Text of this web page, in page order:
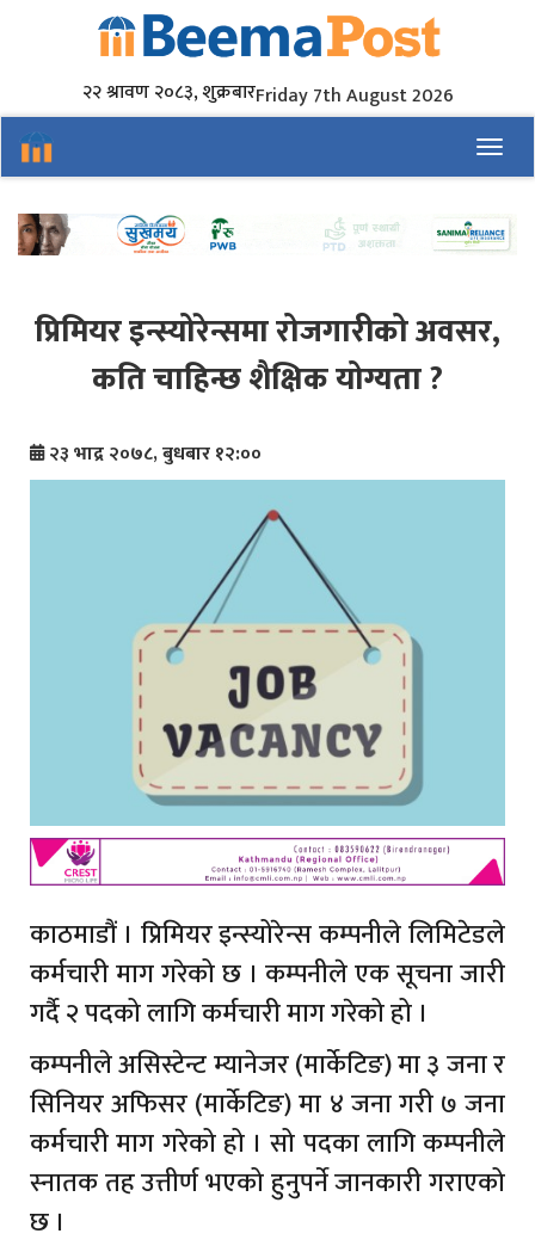
२२ श्रावण २०८३, शुक्रबारFriday 7th August 2026
प्रिमियर इन्स्योरेन्समा रोजगारीको अवसर,
कति चाहिन्छ शैक्षिक योग्यता ?
२३ भाद्र २०७८, बुधबार १२:००
काठमाडौं । प्रिमियर इन्स्योरेन्स कम्पनीले लिमिटेडले
कर्मचारी माग गरेको छ । कम्पनीले एक सूचना जारी
गर्दै २ पदको लागि कर्मचारी माग गरेको हो ।
कम्पनीले असिस्टेन्ट म्यानेजर (मार्केटिङ) मा ३ जना र
सिनियर अफिसर (मार्केटिङ) मा ४ जना गरी ७ जना
कर्मचारी माग गरेको हो । सो पदका लागि कम्पनीले
स्नातक तह उत्तीर्ण भएको हुनुपर्ने जानकारी गराएको
छ ।